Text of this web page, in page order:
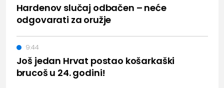
Hardenov slučaj odbačen – neće
odgovarati za oružje
Još jedan Hrvat postao košarkaški
brucoš u 24. godini!
9:44